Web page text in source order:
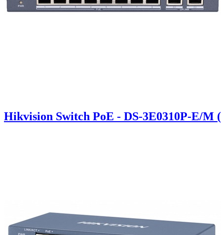
Hikvision Switch PoE - DS-3E0310P-E/M